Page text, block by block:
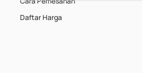
Daftar Harga